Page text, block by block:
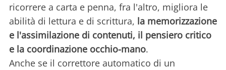
ricorrere a carta e penna, fra l'altro, migliora le
abilità di lettura e di scrittura, la memorizzazione
e l'assimilazione di contenuti, il pensiero critico
e la coordinazione occhio-mano.
Anche se il correttore automatico di un